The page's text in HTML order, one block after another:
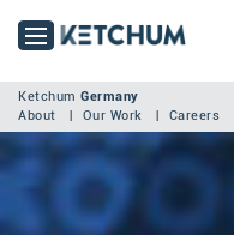
Ketchum Germany
About
Our Work Careers